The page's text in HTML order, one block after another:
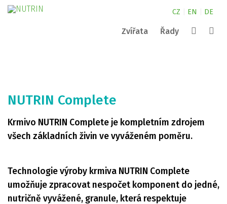
CZ EN DE
Zvířata Řady
Aquarium
Darwin´s ZOO
NUTRIN pro psy
Vyhledat
NUTRIN Complete
Krmivo NUTRIN Complete je kompletním zdrojem
všech základních živin ve vyváženém poměru.
Technologie výroby krmiva NUTRIN Complete
umožňuje zpracovat nespočet komponent do jedné,
nutričně vyvážené, granule, která respektuje